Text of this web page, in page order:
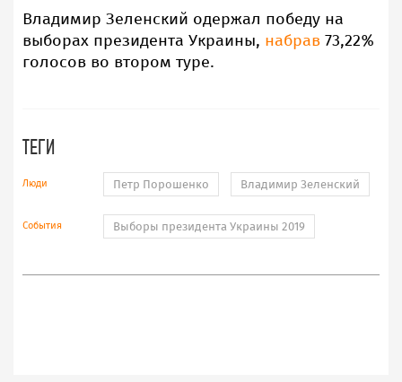
Владимир Зеленский одержал победу на
выборах президента Украины, набрав 73,22%
голосов во втором туре.
ТЕГИ
Люди Петр Порошенко Владимир Зеленский
События Выборы президента Украины 2019